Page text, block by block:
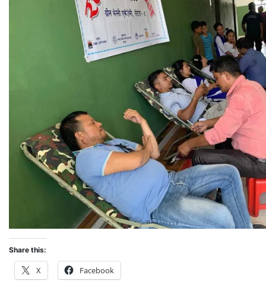
Share this:
X Facebook